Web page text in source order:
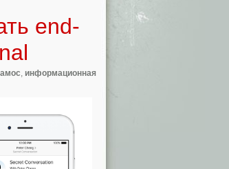
end-
, информационная